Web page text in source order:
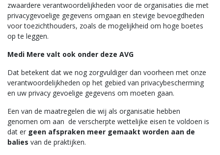
zwaardere verantwoordelijkheden voor de organisaties die met
privacygevoelige gegevens omgaan en stevige bevoegdheden
voor toezichthouders, zoals de mogelijkheid om hoge boetes
op te leggen.
Medi Mere valt ook onder deze AVG
Dat betekent dat we nog zorgvuldiger dan voorheen met onze
verantwoordelijkheden op het gebied van privacybescherming
en uw privacy gevoelige gegevens om moeten gaan.
Een van de maatregelen die wij als organisatie hebben
genomen om aan de verscherpte wettelijke eisen te voldoen is
dat er geen afspraken meer gemaakt worden aan de
balies van de praktijken.